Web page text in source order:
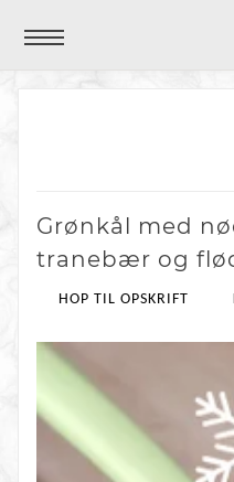
Grønkål med
tranebær og
HOP TIL OPSKRIFT